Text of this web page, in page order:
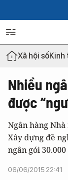
Xã hội sốKinh
Nhiều
được
Ngân hàng
Xây dựng đề
ngân gói
06/06/2015 22:41